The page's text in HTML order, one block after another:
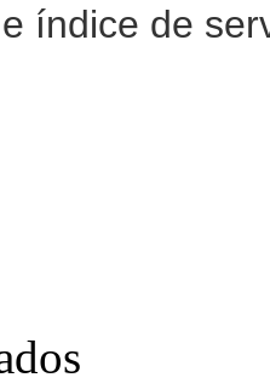
índice de